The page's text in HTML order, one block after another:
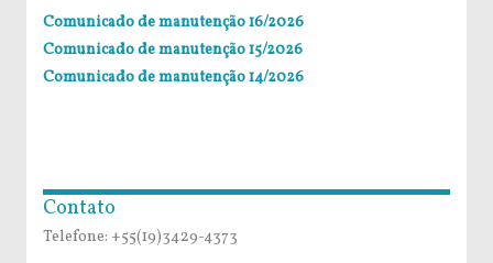
Comunicado de manutenção 16/2026
Comunicado de manutenção 15/2026
Comunicado de manutenção 14/2026
Contato
Telefone: +55(19)3429-4373